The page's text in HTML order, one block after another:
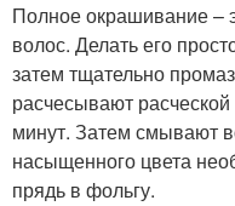
Полное окрашивание –
волос. Делать его
затем тщательно
расчесывают
минут. Затем смывают
насыщенного цвета
прядь в фольгу.